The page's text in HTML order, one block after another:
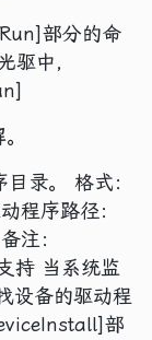
部分的命
驱中，
录。 格式：
程序路径：
注：
持 当系统监
设备的驱动程
部